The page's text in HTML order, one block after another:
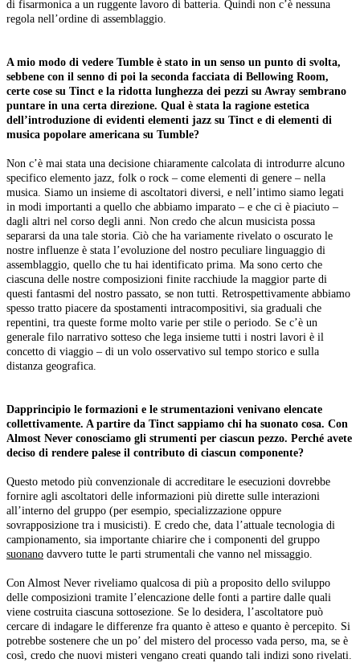
di fisarmonica a un ruggente lavoro di batteria. Quindi non c’è nessuna
regola nell’ordine di assemblaggio.
A mio modo di vedere Tumble è stato in un senso un punto di svolta,
sebbene con il senno di poi la seconda facciata di Bellowing Room,
certe cose su Tinct e la ridotta lunghezza dei pezzi su Awray sembrano
puntare in una certa direzione. Qual è stata la ragione estetica
dell’introduzione di evidenti elementi jazz su Tinct e di elementi di
musica popolare americana su Tumble?
Non c’è mai stata una decisione chiaramente calcolata di introdurre alcuno
specifico elemento jazz, folk o rock – come elementi di genere – nella
musica. Siamo un insieme di ascoltatori diversi, e nell’intimo siamo legati
in modi importanti a quello che abbiamo imparato – e che ci è piaciuto –
dagli altri nel corso degli anni. Non credo che alcun musicista possa
separarsi da una tale storia. Ciò che ha variamente rivelato o oscurato le
nostre influenze è stata l’evoluzione del nostro peculiare linguaggio di
assemblaggio, quello che tu hai identificato prima. Ma sono certo che
ciascuna delle nostre composizioni finite racchiude la maggior parte di
questi fantasmi del nostro passato, se non tutti. Retrospettivamente abbiamo
spesso tratto piacere da spostamenti intracompositivi, sia graduali che
repentini, tra queste forme molto varie per stile o periodo. Se c’è un
generale filo narrativo sotteso che lega insieme tutti i nostri lavori è il
concetto di viaggio – di un volo osservativo sul tempo storico e sulla
distanza geografica.
Dapprincipio le formazioni e le strumentazioni venivano elencate
collettivamente. A partire da Tinct sappiamo chi ha suonato cosa. Con
Almost Never conosciamo gli strumenti per ciascun pezzo. Perché avete
deciso di rendere palese il contributo di ciascun componente?
Questo metodo più convenzionale di accreditare le esecuzioni dovrebbe
fornire agli ascoltatori delle informazioni più dirette sulle interazioni
all’interno del gruppo (per esempio, specializzazione oppure
sovrapposizione tra i musicisti). E credo che, data l’attuale tecnologia di
campionamento, sia importante chiarire che i componenti del gruppo
suonano davvero tutte le parti strumentali che vanno nel missaggio.
Con Almost Never riveliamo qualcosa di più a proposito dello sviluppo
delle composizioni tramite l’elencazione delle fonti a partire dalle quali
viene costruita ciascuna sottosezione. Se lo desidera, l’ascoltatore può
cercare di indagare le differenze fra quanto è atteso e quanto è percepito. Si
potrebbe sostenere che un po’ del mistero del processo vada perso, ma, se è
così, credo che nuovi misteri vengano creati quando tali indizi sono rivelati.